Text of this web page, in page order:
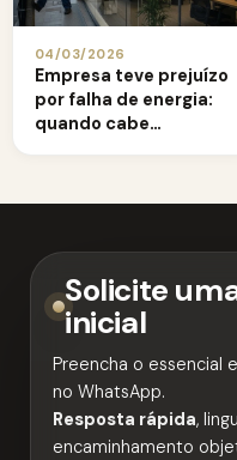
04/03/2026
Empresa teve prejuízo
por falha de energia:
quando cabe
Solicite
inicial
Preencha o essencial
no WhatsApp.
Resposta rápida,
encaminhamento